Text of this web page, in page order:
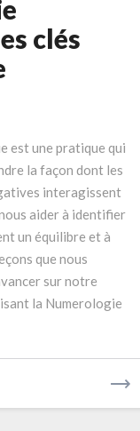
clés
est une pratique qui
la façon dont les
interagissent
aider à identifier
un équilibre et à
que nous
sur notre
la Numerologie